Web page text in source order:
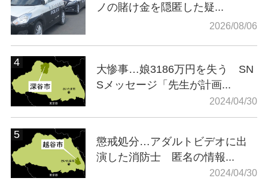
ノの賭け金を隠匿した疑...
2026/08/06
大惨事…娘3186万円を失う SN
Sメッセージ「先生が計画...
2024/04/30
懲戒処分…アダルトビデオに出
演した消防士 匿名の情報...
2024/04/30